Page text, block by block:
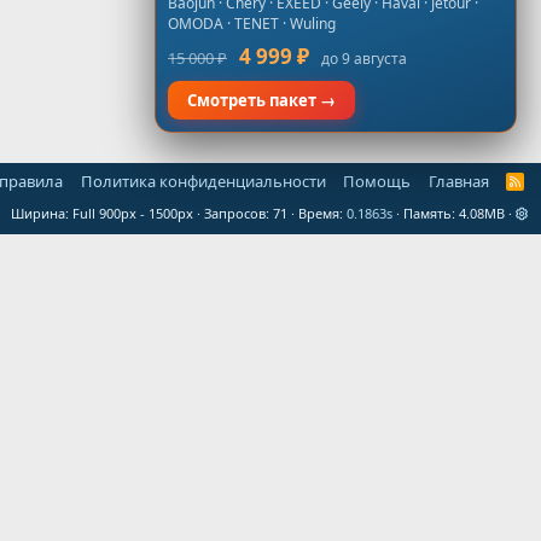
Политика конфиденциальности Помощь Главная
R
S
Ширина Запросов 71 Время 0.1863s Память 4.08MB
OMODA · TENET · Wuling
15 000 ₽ 4 999 ₽ до 9 августа
Смотреть пакет →